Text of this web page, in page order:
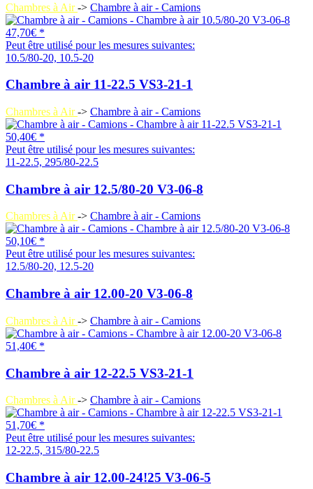
Chambres à Air-> Chambre à air - Camions
47,70€ *
Peut être utilisé pour les mesures suivantes:
10.5/80-20, 10.5-20
Chambre à air 11-22.5 VS3-21-1
Chambres à Air-> Chambre à air - Camions
50,40€ *
Peut être utilisé pour les mesures suivantes:
11-22.5, 295/80-22.5
Chambre à air 12.5/80-20 V3-06-8
Chambres à Air-> Chambre à air - Camions
50,10€ *
Peut être utilisé pour les mesures suivantes:
12.5/80-20, 12.5-20
Chambre à air 12.00-20 V3-06-8
Chambres à Air-> Chambre à air - Camions
51,40€ *
Chambre à air 12-22.5 VS3-21-1
Chambres à Air-> Chambre à air - Camions
51,70€ *
Peut être utilisé pour les mesures suivantes:
12-22.5, 315/80-22.5
Chambre à air 12.00-24!25 V3-06-5